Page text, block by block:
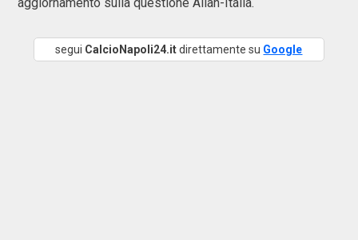
segui CalcioNapoli24.itdirettamente su Google